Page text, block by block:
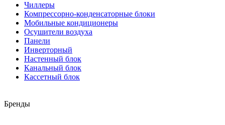
Чиллеры
Компрессорно-конденсаторные блоки
Мобильные кондиционеры
Осушители воздуха
Панели
Инверторный
Настенный блок
Канальный блок
Кассетный блок
Бренды